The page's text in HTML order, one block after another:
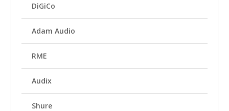
DiGiCo
Adam Audio
RME
Audix
Shure